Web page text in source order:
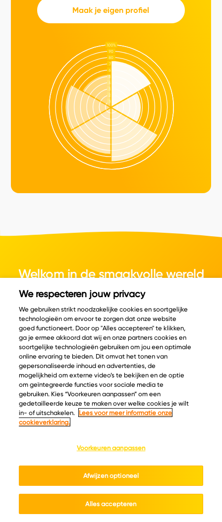
Maak je eigen profiel
Welkom in de smaakvolle wereld
van kaas.
© Copyright 2026 Velder
Inspiratie
Kaascatalogus
Recepten
Kaasplankjes
Blog
Informatie
Over ons
Ontdek
Keurmerken
Algemene voorwaarden
We respecteren jouw privacy
We gebruiken strikt noodzakelijke cookies en soortgelijke
technologieën om ervoor te zorgen dat onze website
goed functioneert. Door op "Alles accepteren" te klikken,
ga je ermee akkoord dat wij en onze partners cookies en
soortgelijke technologieën gebruiken om jou een optimale
online ervaring te bieden. Dit omvat het tonen van
gepersonaliseerde inhoud en advertenties, de
mogelijkheid om externe video’s te bekijken en de optie
om geïntegreerde functies voor sociale media te
gebruiken. Kies “Voorkeuren aanpassen” om een
gedetailleerde keuze te maken over welke cookies je wilt
in- of uitschakelen.
Lees voor meer informatie onze
cookieverklaring.
Voorkeuren aanpassen
Afwijzen optioneel
Alles accepteren